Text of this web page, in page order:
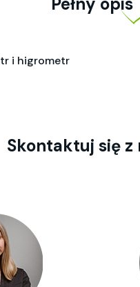
i higrometr
Skontaktuj się z